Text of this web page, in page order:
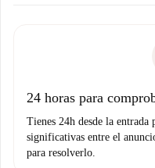
Prueba de
no nos comunicas
24 horas para
Tienes 24h desde la entrada
significativas entre el
para resolverlo.